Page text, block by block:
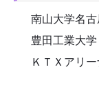
南山大学名
豊田工業大学
ＫＴＸアリー